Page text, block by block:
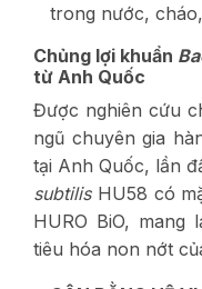
trong nước,
Chủng lợi khuẩn
từ Anh Quốc
Được nghiên cứu
ngũ chuyên gia
tại Anh Quốc, lần
subtilis HU58 có
HURO BiO,
tiêu hóa non nớt